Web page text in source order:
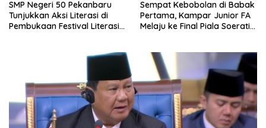
SMP Negeri 50 Pekanbaru
Tunjukkan Aksi Literasi di
Pembukaan Festival Literasi
Sempat Kebobolan di Babak
Pertama, Kampar Junior FA
Melaju ke Final Piala Soeratin